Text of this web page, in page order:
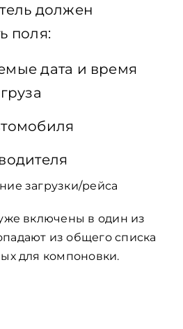
должен
поля:
дата и время
загрузки/рейса
включены в один из
из общего списка
для компоновки.